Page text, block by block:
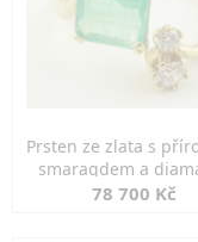
Prsten ze zlata s
smaragdem a
78 700 Kč